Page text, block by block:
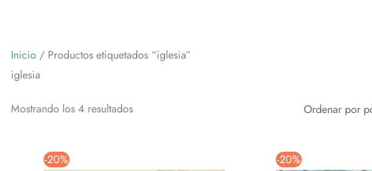
Inicio / Productos etiquetados “iglesia”
iglesia
Mostrando los 4 resultadosOrdenado
-20% -20%